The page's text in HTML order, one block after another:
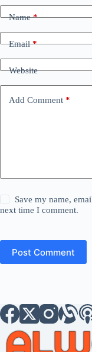
Name*
Email*
Website
Add Comment *
Save my name,
next time I comment.
Post Comment